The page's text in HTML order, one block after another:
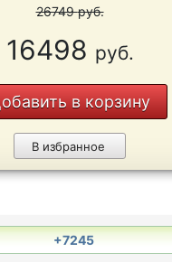
26749руб.
16498 руб.
в корзину
В избранное
+7245